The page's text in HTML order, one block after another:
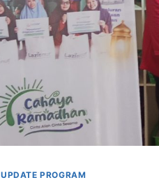
UPDATE PROGRAM